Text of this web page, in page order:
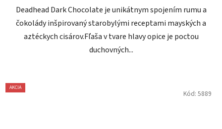
Deadhead Dark Chocolate je unikátnym spojením rumu a
čokolády inšpirovaný starobylými receptami mayských a
aztéckych cisárov.Fľaša v tvare hlavy opice je poctou
duchovných...
AKCIA
Kód: 5889